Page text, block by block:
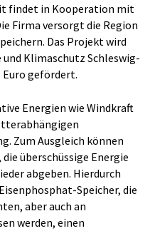
findet in Kooperation mit
Firma versorgt die Region
Das Projekt wird
Klimaschutz Schleswig-
Euro gefördert.
Energien wie Windkraft
Zum Ausgleich können
überschüssige Energie
abgeben. Hierdurch
Speicher, die
aber auch an
werden, einen